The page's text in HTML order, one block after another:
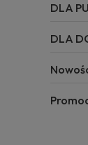
DLA
DLA